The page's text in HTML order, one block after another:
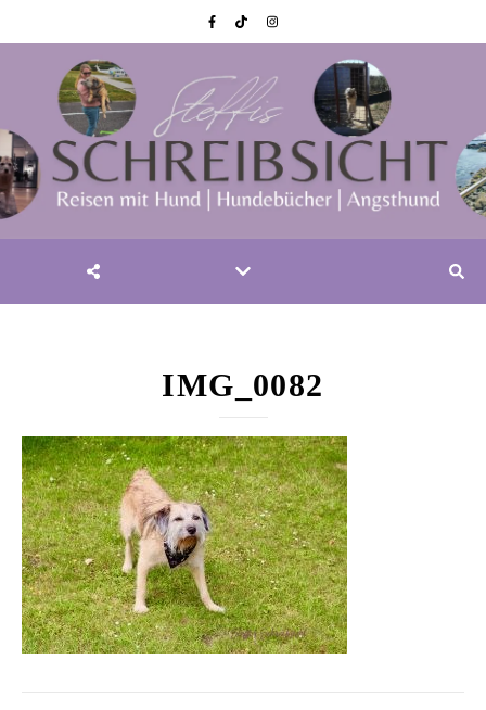
IMG_0082